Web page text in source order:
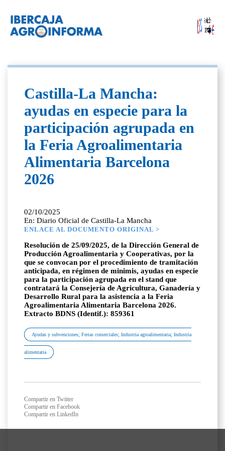
Castilla-La Mancha:
ayudas en especie para la
participación agrupada en
la Feria Agroalimentaria
Alimentaria Barcelona
2026
02/10/2025
En: Diario Oficial de Castilla-La Mancha
ENLACE AL DOCUMENTO ORIGINAL >
Resolución de 25/09/2025, de la Dirección General de
Producción Agroalimentaria y Cooperativas, por la
que se convocan por el procedimiento de tramitación
anticipada, en régimen de minimis, ayudas en especie
para la participación agrupada en el stand que
contratará la Consejería de Agricultura, Ganadería y
Desarrollo Rural para la asistencia a la Feria
Agroalimentaria Alimentaria Barcelona 2026.
Extracto BDNS (Identif.): 859361
Ayudas y subvenciones; Ferias comerciales; Industria agroalimentaria; Industria
alimentaria
Compartir en Twitter
Compartir en Facebook
Compartir en LinkedIn